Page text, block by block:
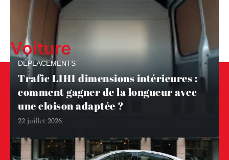
DÉPLACEMENTS
Trafic L1H1 dimensions intérieures :
comment gagner de la longueur avec
une cloison adaptée ?
22 juillet 2026
Voiture